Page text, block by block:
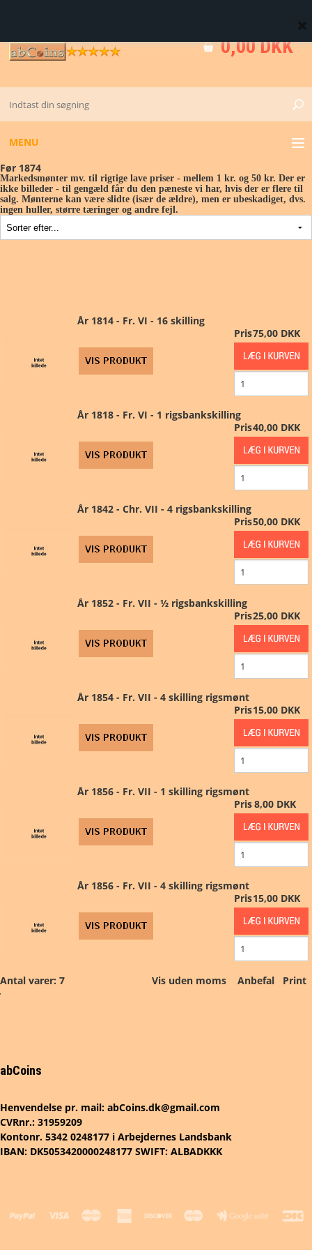
0,00 DKK
MENU
GULD
KV. M - 0 - 01
MØNTSÆT
FORSIDE
NYHEDER
PERSONDATAPOLITIK
DIN SIDE
Før 1874
Markedsmønter mv. til rigtige lave priser - mellem 1 kr. og 50 kr. Der er
ikke billeder - til gengæld får du den pæneste vi har, hvis der er flere til
salg. Mønterne kan være slidte (især de ældre), men er ubeskadiget, dvs.
ingen huller, større tæringer og andre fejl.
År 1814 - Fr. VI - 16 skilling
Pris75,00 DKK
År 1818 - Fr. VI - 1 rigsbankskilling
Pris40,00 DKK
År 1842 - Chr. VII - 4 rigsbankskilling
Pris50,00 DKK
År 1852 - Fr. VII - ½ rigsbankskilling
Pris25,00 DKK
År 1854 - Fr. VII - 4 skilling rigsmønt
Pris15,00 DKK
År 1856 - Fr. VII - 1 skilling rigsmønt
Pris8,00 DKK
År 1856 - Fr. VII - 4 skilling rigsmønt
Pris15,00 DKK
Antal varer: 7 Vis uden moms Anbefal Print
abCoins
Henvendelse pr. mail: abCoins.dk@gmail.com
CVRnr.: 31959209
Kontonr. 5342 0248177 i Arbejdernes Landsbank
IBAN: DK5053420000248177 SWIFT: ALBADKKK